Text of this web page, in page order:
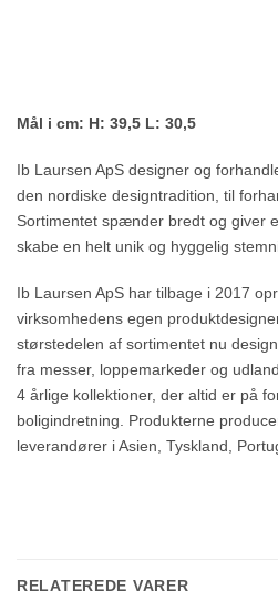
Mål i cm: H: 39,5 L: 30,5
Ib Laursen ApS designer og
den nordiske designtradition, til
Sortimentet spænder bredt og giver
skabe en helt unik og hyggelig
Ib Laursen ApS har tilbage i 2017
virksomhedens egen
størstedelen af sortimentet nu
fra messer, loppemarkeder og
4 årlige kollektioner, der altid er på
boligindretning. Produkterne
leverandører i Asien, Tyskland,
RELATEREDE VARER